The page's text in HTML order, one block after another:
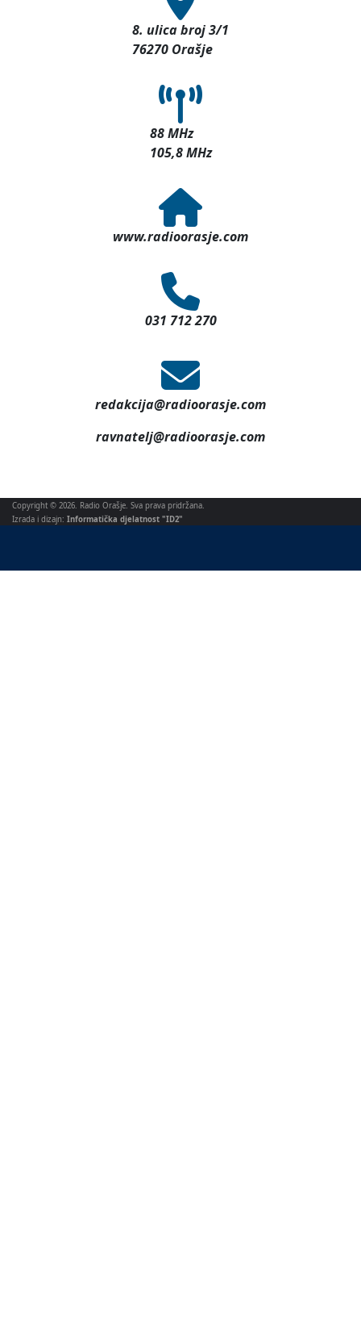
8. ulica broj 3/1
76270 Orašje
88 MHz
105,8 MHz
www.radioorasje.com
031 712 270
redakcija@radioorasje.com
ravnatelj@radioorasje.com
Copyright © 2026. Radio Orašje. Sva prava pridržana.
Izrada i dizajn: Informatička djelatnost "ID2"